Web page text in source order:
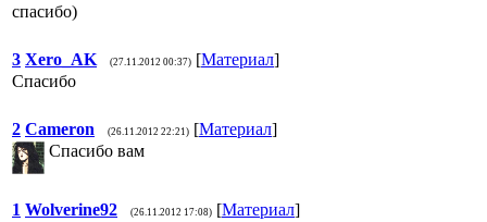
спасибо)
3 Xero_AK (27.11.2012 00:37) [Материал]
Спасибо
2 Cameron (26.11.2012 22:21) [Материал]
Спасибо вам
1 Wolverine92 (26.11.2012 17:08) [Материал]